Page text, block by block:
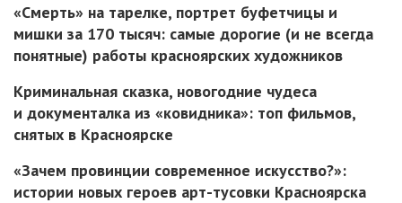
«Смерть» на тарелке, портрет буфетчицы и
мишки за 170 тысяч: самые дорогие (и не всегда
понятные) работы красноярских художников
Криминальная сказка, новогодние чудеса
и документалка из «ковидника»: топ фильмов,
снятых в Красноярске
«Зачем провинции современное искусство?»:
истории новых героев арт-тусовки Красноярска